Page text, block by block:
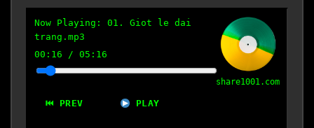
Now Playing: 01. Giot le dai
trang.mp3
00:17 / 05:16
⏮ PREV PLAY
share1001.com